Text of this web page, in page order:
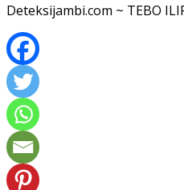
Deteksijambi.com ~ TEBO